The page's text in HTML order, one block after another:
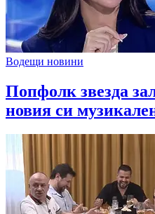
Водещи новини
Попфолк звезда
новия си